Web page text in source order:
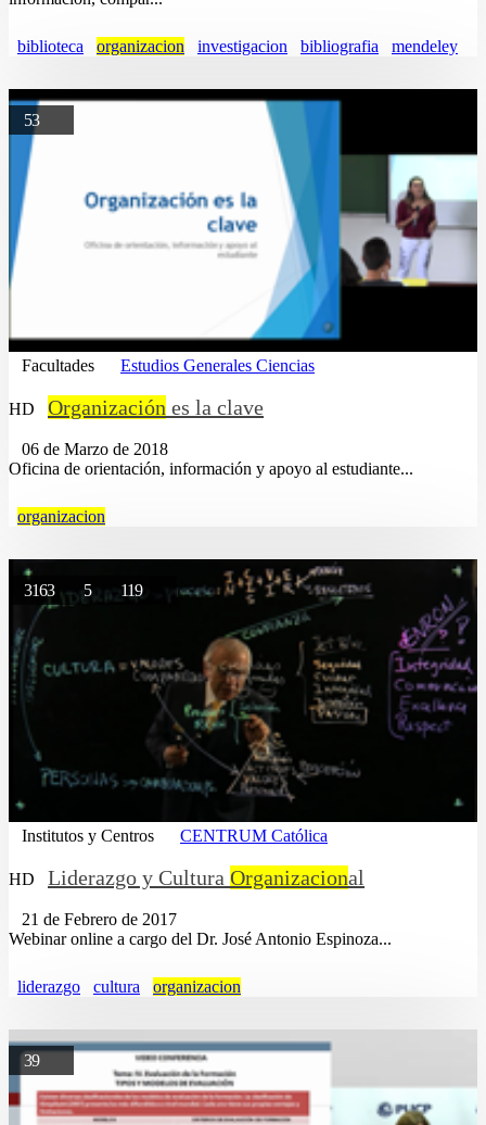
biblioteca organizacion investigacion bibliografia mendeley
53
Facultades Estudios Generales Ciencias
HD Organización es la clave
06 de Marzo de 2018
Oficina de orientación, información y apoyo al estudiante...
organizacion
3163 5 119
Institutos y Centros CENTRUM Católica
HD Liderazgo y Cultura Organizacional
21 de Febrero de 2017
Webinar online a cargo del Dr. José Antonio Espinoza...
liderazgo cultura organizacion
39